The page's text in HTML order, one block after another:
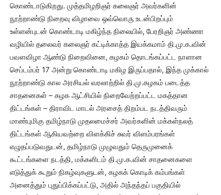
கொண்டாடுகிறது. முத்தமிழறிஞர் கலைஞர் அவர்களின்
நூற்றாண்டு நிறைவு விழாவை ஒவ்வொரு உடன்பிறப்பும்
உள்ளன்புடன் கொண்டாடி மகிழ்ந்த நிலையில், பேரறிஞர் அண்ணா
வழியில் தலைவர் கலைஞர் கட்டிக்காத்த இயக்கமாம் தி.மு.க.வின்
பவளவிழா ஆண்டு நிறைவினை, கழகம் தொடங்கப்பட்ட நாளான
செப்டம்பர் 17 அன்று கொண்டாடி மகிழ இருப்பதால், இந்த முக்கால்
நூற்றாண்டு கால அரசியல் வரலாற்றில் தி.மு.கழகம் படைத்த
சாதனைகள் – கழக ஆட்சியில் நிறைவேற்றப்பட்ட மகத்தான
திட்டங்கள் – திராவிட மாடல் அரசைத் திறம்பட நடத்திவரும்
மாண்புமிகு தமிழ்நாடு முதலமைச்சர் அவர்களின் மக்கள்நலத்
திட்டங்கள் ஆகியவற்றை விளக்கிச் சுவர் விளம்பரங்கள்
எழுதப்படுவதுடன், தமிழ்நாடு முழுவதும் தெருமுனைக்
கூட்டங்களை நடத்தி, மக்களிடம் தி.மு.க.வின் சாதனைகளை
எடுத்துக் கூறும் நிகழ்வுகளுடன், கழகக் கொடிக் கம்பங்கள்
அனைத்தும் புதுப்பிக்கப்பட்டு, அதில் அந்தந்தப் பகுதியில்